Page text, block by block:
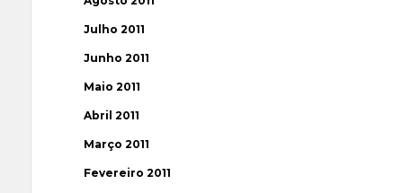
Julho 2011
Junho 2011
Maio 2011
Abril 2011
Março 2011
Fevereiro 2011